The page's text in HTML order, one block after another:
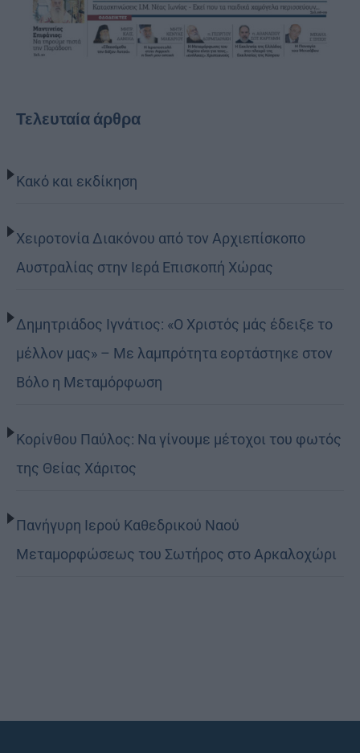
Τελευταία άρθρα
Κακό και εκδίκηση
Χειροτονία Διακόνου από τον Αρχιεπίσκοπο
Αυστραλίας στην Ιερά Επισκοπή Χώρας
Δημητριάδος Ιγνάτιος: «Ο Χριστός μάς έδειξε το
μέλλον μας» – Με λαμπρότητα εορτάστηκε στον
Βόλο η Μεταμόρφωση
Κορίνθου Παύλος: Να γίνουμε μέτοχοι του φωτός
της Θείας Χάριτος
Πανήγυρη Ιερού Καθεδρικού Ναού
Μεταμορφώσεως του Σωτήρος στο Αρκαλοχώρι